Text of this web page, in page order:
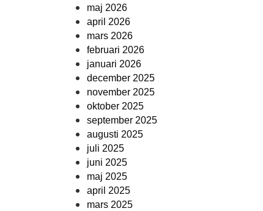
maj 2026
april 2026
mars 2026
februari 2026
januari 2026
december 2025
november 2025
oktober 2025
september 2025
augusti 2025
juli 2025
juni 2025
maj 2025
april 2025
mars 2025